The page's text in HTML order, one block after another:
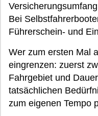
Bei
Führerschein- und
Wer zum ersten Mal
eingrenzen: zuerst
Fahrgebiet und
tatsächlichen
zum eigenen Tempo